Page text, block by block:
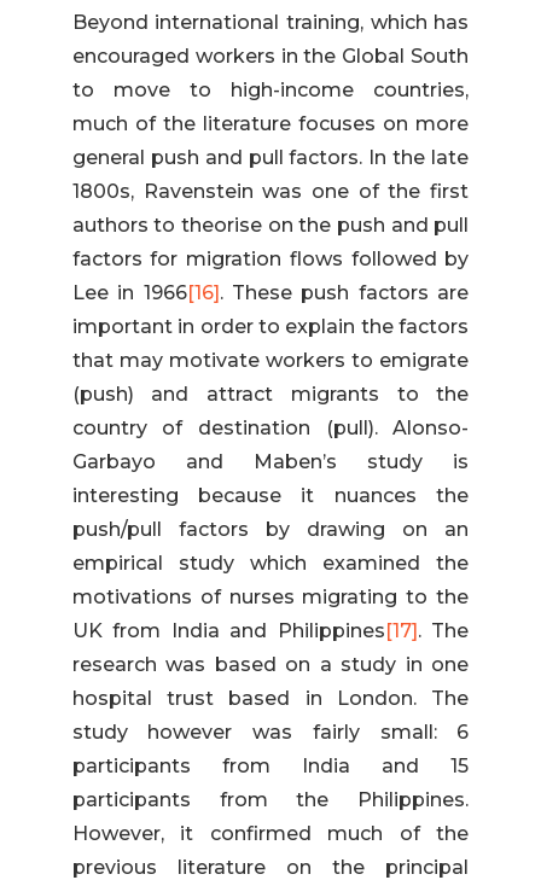
Beyond international training, which has
encouraged workers in the Global South
to move to high-income countries,
much of the literature focuses on more
general push and pull factors. In the late
1800s, Ravenstein was one of the first
authors to theorise on the push and pull
factors for migration flows followed by
Lee in 1966[16]. These push factors are
important in order to explain the factors
that may motivate workers to emigrate
(push) and attract migrants to the
country of destination (pull). Alonso-
Garbayo and Maben’s study is
interesting because it nuances the
push/pull factors by drawing on an
empirical study which examined the
motivations of nurses migrating to the
UK from India and Philippines[17]. The
research was based on a study in one
hospital trust based in London. The
study however was fairly small: 6
participants from India and 15
participants from the Philippines.
However, it confirmed much of the
previous literature on the principal